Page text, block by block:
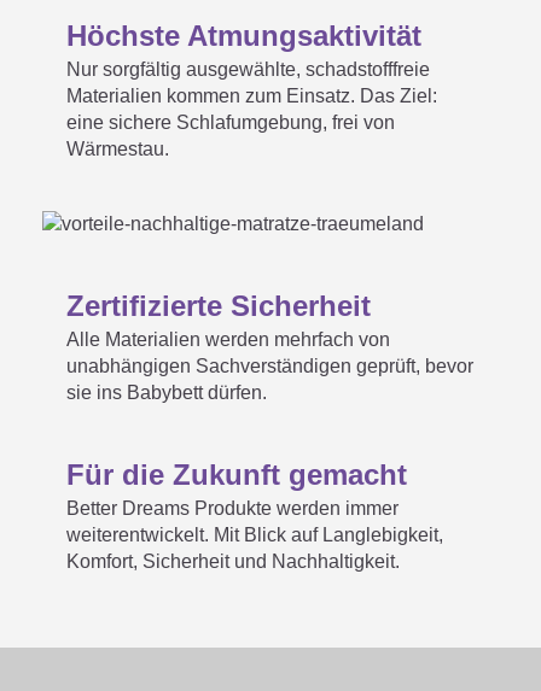
Höchste Atmungsaktivität
Nur sorgfältig ausgewählte, schadstofffreie
Materialien kommen zum Einsatz. Das Ziel:
eine sichere Schlafumgebung, frei von
Wärmestau.
Zertifizierte Sicherheit
Alle Materialien werden mehrfach von
unabhängigen Sachverständigen geprüft, bevor
sie ins Babybett dürfen.
Für die Zukunft gemacht
Better Dreams Produkte werden immer
weiterentwickelt. Mit Blick auf Langlebigkeit,
Komfort, Sicherheit und Nachhaltigkeit.